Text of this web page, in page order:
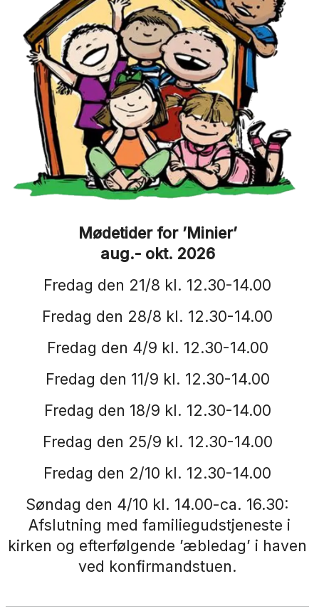
Mødetider for ’Minier’
aug.- okt. 2026
Fredag den 21/8 kl. 12.30-14.00
Fredag den 28/8 kl. 12.30-14.00
Fredag den 4/9 kl. 12.30-14.00
Fredag den 11/9 kl. 12.30-14.00
Fredag den 18/9 kl. 12.30-14.00
Fredag den 25/9 kl. 12.30-14.00
Fredag den 2/10 kl. 12.30-14.00
Søndag den 4/10 kl. 14.00-ca. 16.30:
Afslutning med familiegudstjeneste i
kirken og efterfølgende ’æbledag’ i haven
ved konfirmandstuen.